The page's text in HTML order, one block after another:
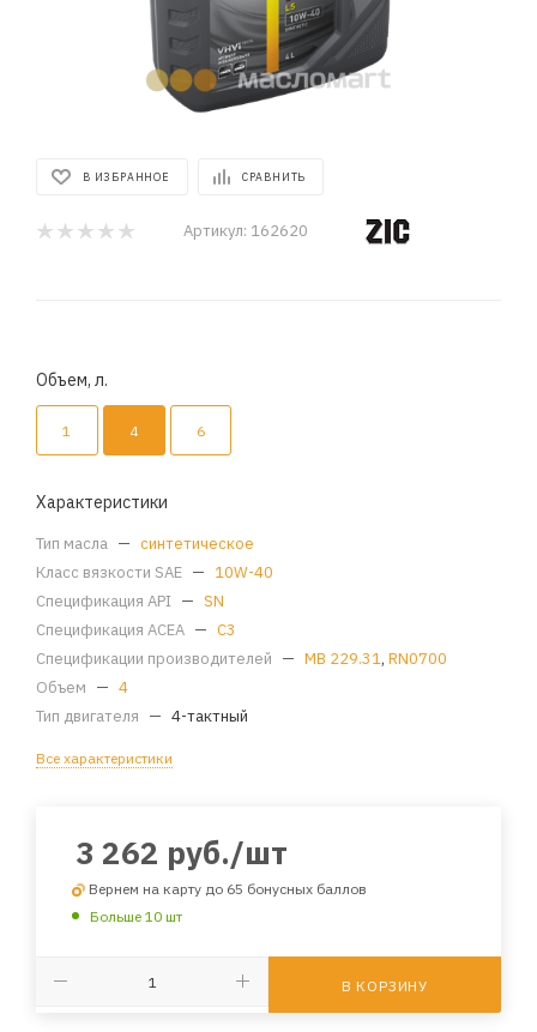
В ИЗБРАННОЕ СРАВНИТЬ
Артикул: 162620
Объем, л.
1 4 6
Характеристики
Тип масла — синтетическое
Класс вязкости SAE — 10W-40
Спецификация API — SN
Спецификация ACEA — C3
Спецификации производителей — MB 229.31, RN0700
Объем — 4
Тип двигателя — 4-тактный
Все характеристики
3 262 руб./шт
Вернем на карту до 65 бонусных баллов
Больше 10 шт
В КОРЗИНУ